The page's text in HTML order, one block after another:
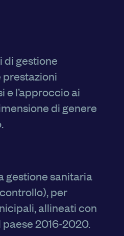
di gestione
prestazioni
e l’approccio ai
di genere
gestione sanitaria
per
allineati con
2016-2020.